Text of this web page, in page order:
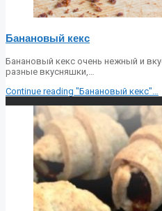
Банановый кекс
Банановый кекс очень нежный и
разные вкусняшки,…
Continue reading "Банановый кекс"…